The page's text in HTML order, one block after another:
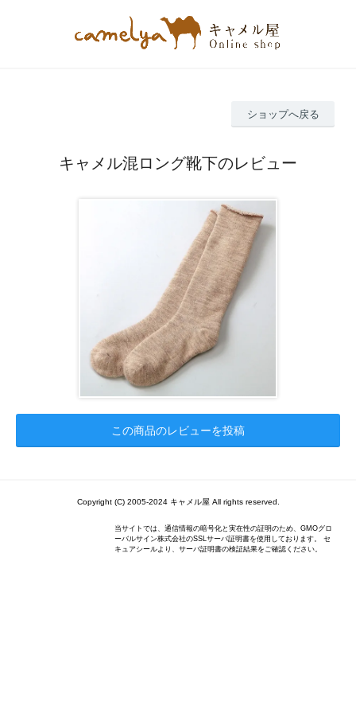
ショップへ戻る
キャメル混ロング靴下のレビュー
この商品のレビューを投稿
Copyright (C) 2005-2024 キャメル屋 All rights reserved.
当サイトでは、通信情報の暗号化と実在性の証明のため、GMOグロ
ーバルサイン株式会社のSSLサーバ証明書を使用しております。 セ
キュアシールより、サーバ証明書の検証結果をご確認ください。